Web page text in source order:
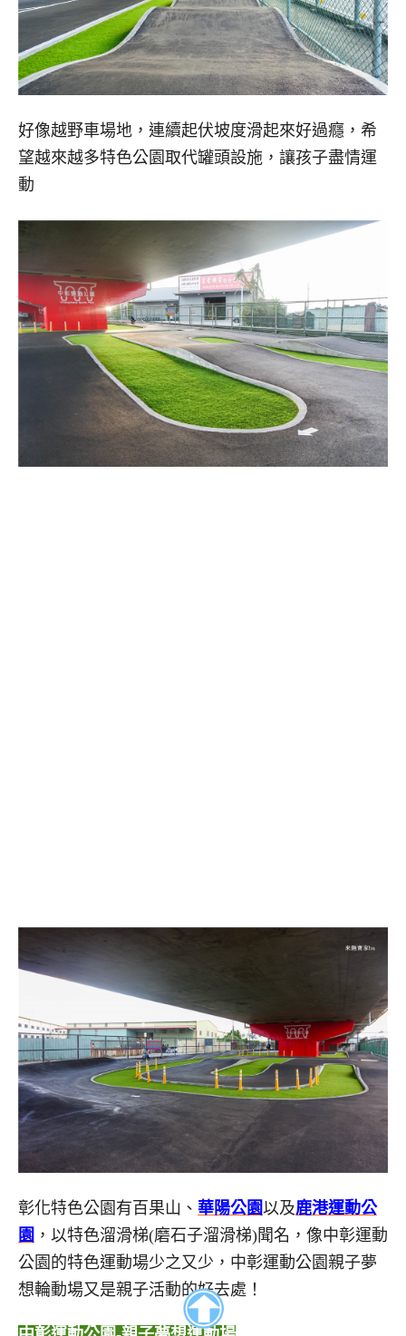
好像越野車場地，連續起伏坡度滑起來好過癮，希
望越來越多特色公園取代罐頭設施，讓孩子盡情運
動
彰化特色公園有百果山、 華陽公園以及鹿港運動公
園 ，以特色溜滑梯(磨石子溜滑梯)聞名，像中彰運動
公園的特色運動場少之又少，中彰運動公園親子夢
想輪動場又是親子活動的好去處！